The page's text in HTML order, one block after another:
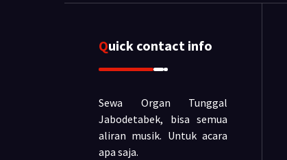
Quick contact info
Sewa Organ Tunggal
Jabodetabek, bisa semua
aliran musik. Untuk acara
apa saja.